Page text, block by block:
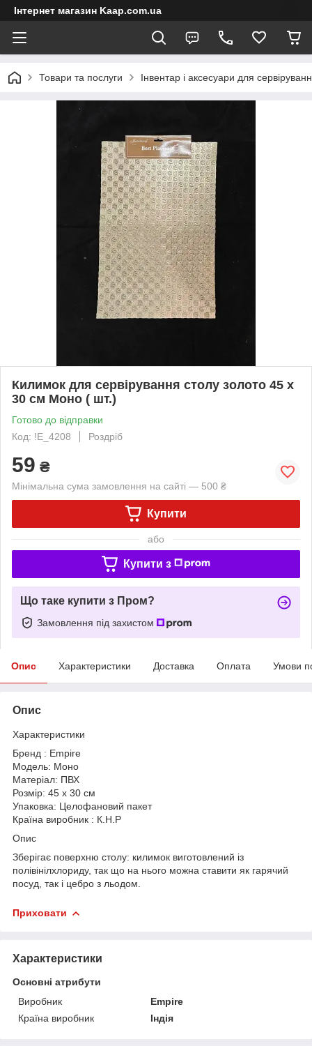
Інтернет магазин Kaap.com.ua
Товари та послуги Інвентар і аксесуари для
Килимок для сервірування столу золото 45 х
30 см Моно ( шт.)
Готово до відправки
Код: !Е_4208
Роздріб
59 ₴
Мінімальна сума замовлення на сайті — 500 ₴
Купити
або
Купити з
Що таке купити з Пром?
Замовлення під захистом
Опис Характеристики Доставка Оплата Умови
Опис
Характеристики
Бренд : Empire
Модель: Моно
Матеріал: ПВХ
Розмір: 45 х 30 см
Упаковка: Целофановий пакет
Країна виробник : К.Н.Р
Опис
Зберігає поверхню столу: килимок виготовлений із
полівінілхлориду, так що на нього можна ставити як гарячий
посуд, так і цебро з льодом.
Приховати
Характеристики
Основні атрибути
Виробник
Empire
Країна виробник
Індія